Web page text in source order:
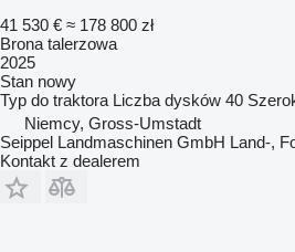
41 530 € ≈ 178 800 zł
Brona talerzowa
2025
Stan nowy
Typ do traktora Liczba dysków 40
Niemcy, Gross-Umstadt
Seippel Landmaschinen GmbH Land-,
Kontakt z dealerem